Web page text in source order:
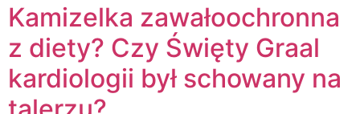
Kamizelka zawałoochronna
z diety? Czy Święty Graal
kardiologii był schowany na